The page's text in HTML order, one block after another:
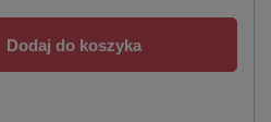
Dodaj do koszyka